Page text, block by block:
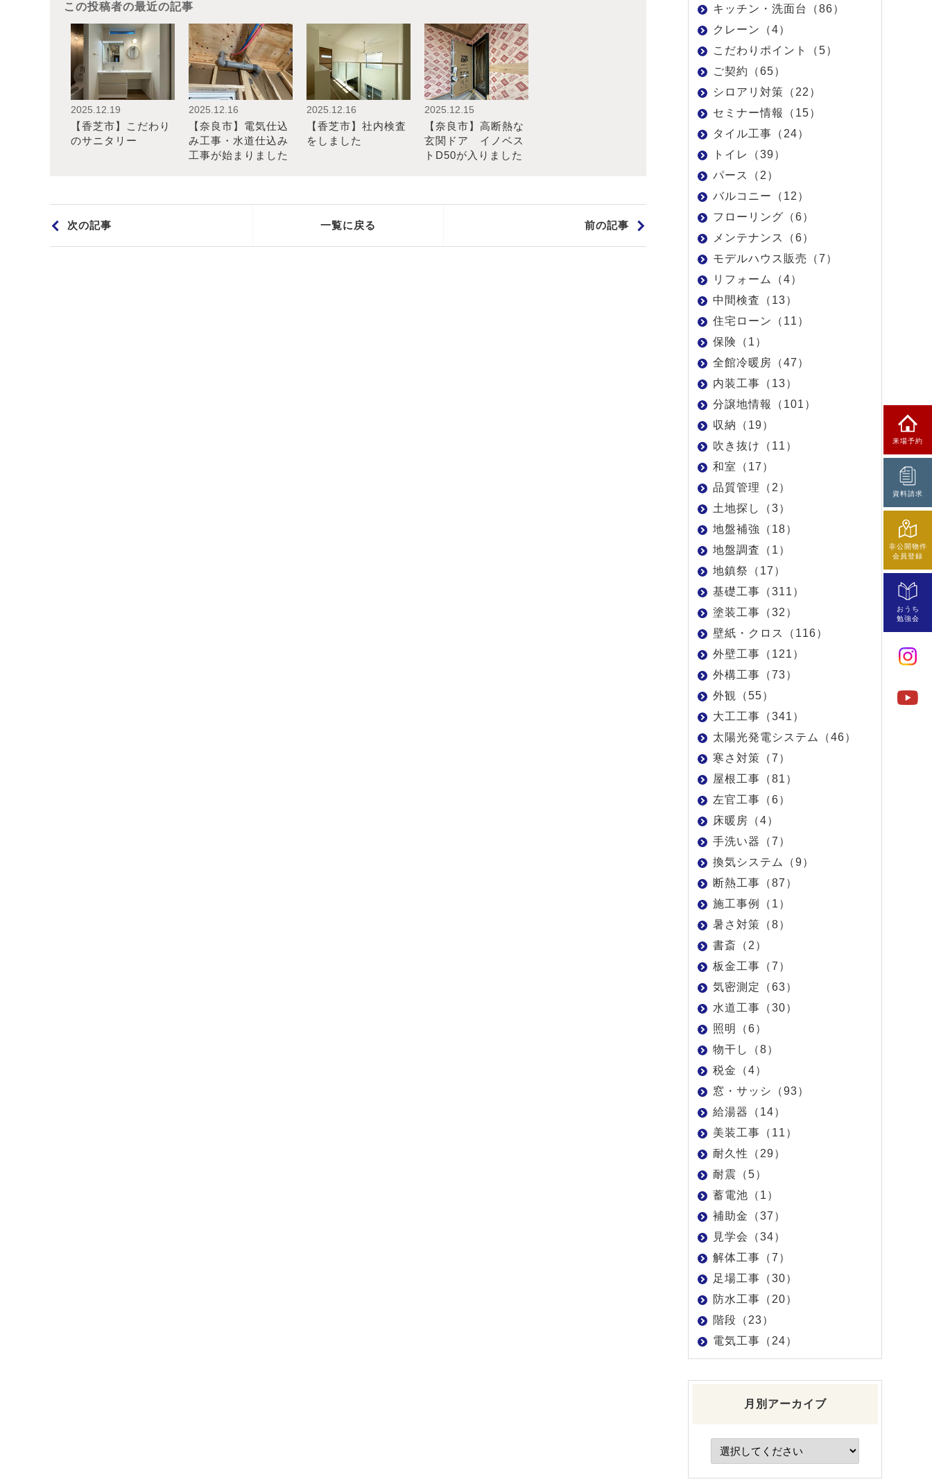
来場予約
資料請求
非公開物件
会員登録
おうち
勉強会
この投稿者の最近の記事
2025.12.19
【香芝市】こだわり
のサニタリー
2025.12.16
【奈良市】電気仕込
み工事・水道仕込み
工事が始まりました
2025.12.16
【香芝市】社内検査
をしました
2025.12.15
【奈良市】高断熱な
玄関ドア イノベス
トD50が入りました
次の記事 前の記事
一覧に戻る
キッチン・洗面台（86）
クレーン（4）
こだわりポイント（5）
ご契約（65）
シロアリ対策（22）
セミナー情報（15）
タイル工事（24）
トイレ（39）
パース（2）
バルコニー（12）
フローリング（6）
メンテナンス（6）
モデルハウス販売（7）
リフォーム（4）
中間検査（13）
住宅ローン（11）
保険（1）
全館冷暖房（47）
内装工事（13）
分譲地情報（101）
収納（19）
吹き抜け（11）
和室（17）
品質管理（2）
土地探し（3）
地盤補強（18）
地盤調査（1）
地鎮祭（17）
基礎工事（311）
塗装工事（32）
壁紙・クロス（116）
外壁工事（121）
外構工事（73）
外観（55）
大工工事（341）
太陽光発電システム（46）
寒さ対策（7）
屋根工事（81）
左官工事（6）
床暖房（4）
手洗い器（7）
換気システム（9）
断熱工事（87）
施工事例（1）
暑さ対策（8）
書斎（2）
板金工事（7）
気密測定（63）
水道工事（30）
照明（6）
物干し（8）
税金（4）
窓・サッシ（93）
給湯器（14）
美装工事（11）
耐久性（29）
耐震（5）
蓄電池（1）
補助金（37）
見学会（34）
解体工事（7）
足場工事（30）
防水工事（20）
階段（23）
電気工事（24）
月別アーカイブ